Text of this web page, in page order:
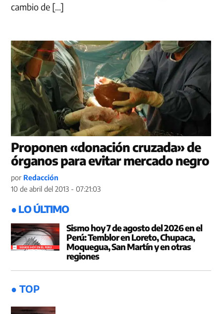
cambio de […]
Proponen «donación cruzada» de
órganos para evitar mercado negro
por Redacción
10 de abril del 2013 - 07:21:03
● LO ÚLTIMO
Sismo hoy 7 de agosto del 2026 en el
Perú: Temblor en Loreto, Chupaca,
Moquegua, San Martín y en otras
regiones
● TOP